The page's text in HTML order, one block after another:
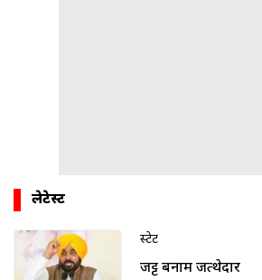
लेटेस्ट
स्टेट
जट्ट बनाम जत्थेदार